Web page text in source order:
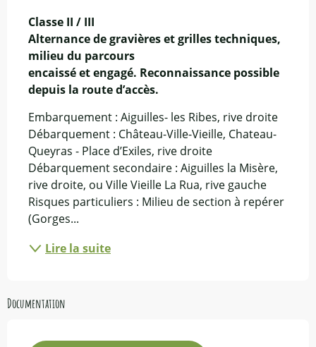
Classe II / III
Alternance de gravières et grilles techniques,
milieu du parcours
encaissé et engagé. Reconnaissance possible
depuis la route d’accès.
Embarquement : Aiguilles- les Ribes, rive droite
Débarquement : Château-Ville-Vieille, Chateau-
Queyras - Place d’Exiles, rive droite
Débarquement secondaire : Aiguilles la Misère,
rive droite, ou Ville Vieille La Rua, rive gauche
Risques particuliers : Milieu de section à repérer
(Gorges...
Lire la suite
Documentation